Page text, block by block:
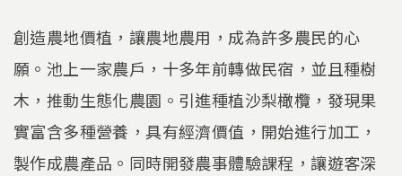
創造農地價植，讓農地農用，成為許多農民的心
願。池上一家農戶，十多年前轉做民宿，並且種樹
木，推動生態化農園。引進種植沙梨橄欖，發現果
實富含多種營養，具有經濟價值，開始進行加工，
製作成農產品。同時開發農事體驗課程，讓遊客深